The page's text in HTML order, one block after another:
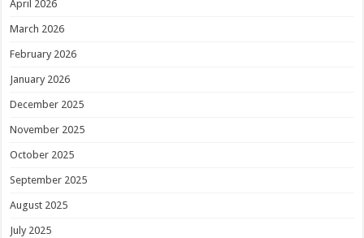
April 2026
March 2026
February 2026
January 2026
December 2025
November 2025
October 2025
September 2025
August 2025
July 2025